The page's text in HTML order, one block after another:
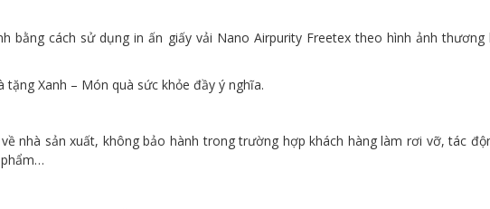
bằng cách sử dụng in ấn giấy vải Nano Airpurity Freetex theo hình ảnh
Xanh – Món quà sức khỏe đầy ý nghĩa.
nhà sản xuất, không bảo hành trong trường hợp khách hàng làm rơi vỡ, tác